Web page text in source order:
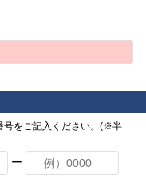
号をご記入ください。(※半
ー